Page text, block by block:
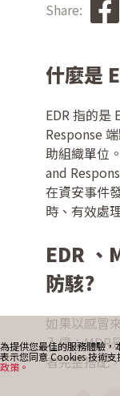
關於 TeamT5
最新消息
部落格
聯絡我們
Share:
什麼是
EDR 指的
Response
助組織單位
and
在資安事件
時、有效處
EDR 、
防駭?
如果以感冒
入侵；MDR
者完整搭配
為提供您最佳的服務體驗
表示您同意 Cookies 技術
政策。